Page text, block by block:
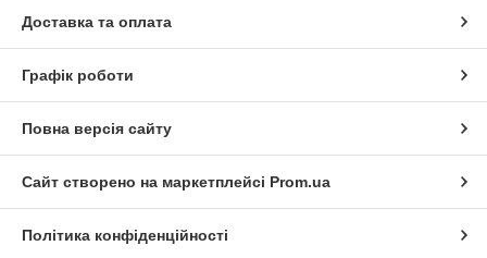
Доставка та оплата
Графік роботи
Повна версія сайту
Сайт створено на маркетплейсі Prom.ua
Політика конфіденційності